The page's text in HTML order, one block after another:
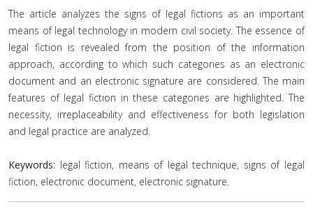
The article analyzes the signs of legal fictions as an important
means of legal technology in modern civil society. The essence of
legal fiction is revealed from the position of the information
approach, according to which such categories as an electronic
document and an electronic signature are considered. The main
features of legal fiction in these categories are highlighted. The
necessity, irreplaceability and effectiveness for both legislation
and legal practice are analyzed.
Keywords: legal fiction, means of legal technique, signs of legal
fiction, electronic document, electronic signature.